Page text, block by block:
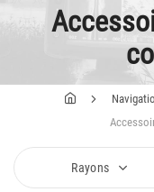
Rayons